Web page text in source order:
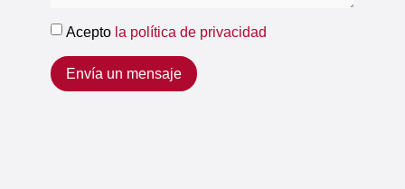
Acepto la política de privacidad
Envía un mensaje